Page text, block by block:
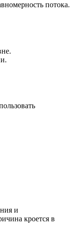
потока.
и
кроется в